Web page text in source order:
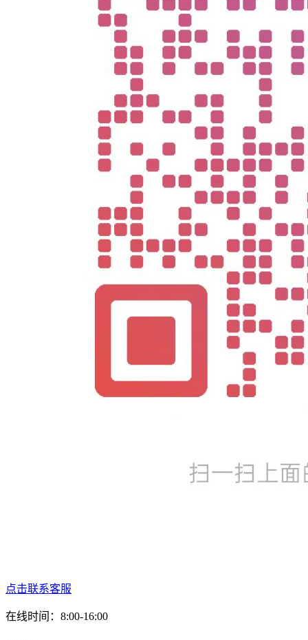
点击联系客服
在线时间：8:00-16:00